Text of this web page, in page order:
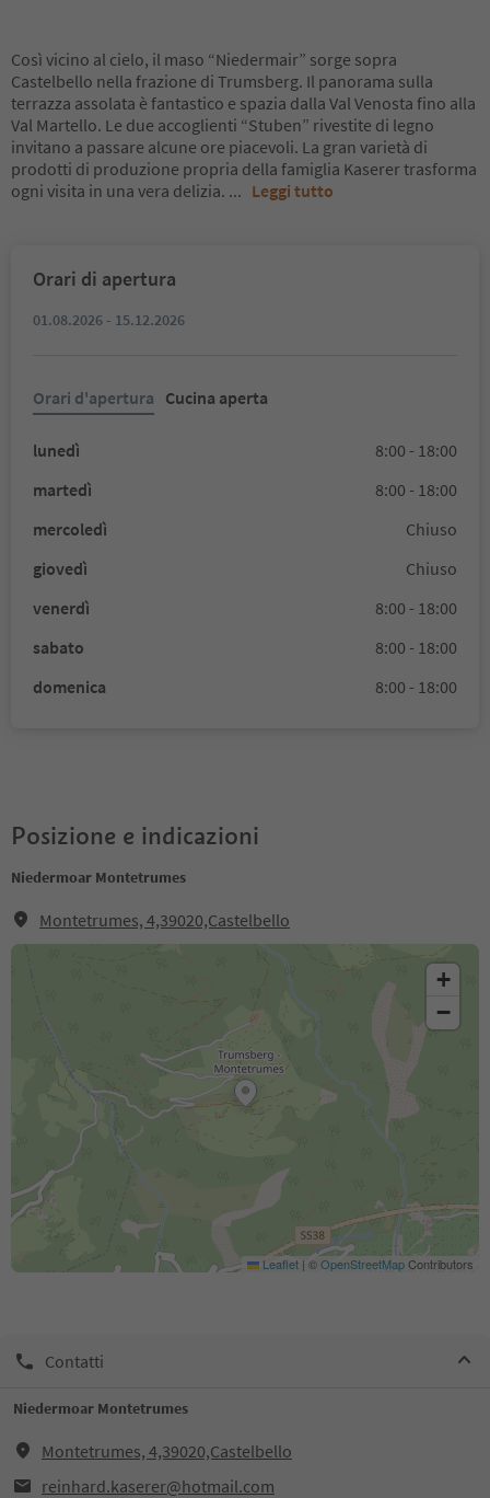
Così vicino al cielo, il maso “Niedermair” sorge sopra
Castelbello nella frazione di Trumsberg. Il panorama sulla
terrazza assolata è fantastico e spazia dalla Val Venosta fino alla
Val Martello. Le due accoglienti “Stuben” rivestite di legno
invitano a passare alcune ore piacevoli. La gran varietà di
prodotti di produzione propria della famiglia Kaserer trasforma
ogni visita in una vera delizia. ... Leggi tutto
Orari di apertura
01.08.2026 - 15.12.2026
Orari d'apertura Cucina aperta
lunedì
8:00 - 18:00
martedì
8:00 - 18:00
mercoledì
Chiuso
giovedì
Chiuso
venerdì
8:00 - 18:00
sabato
8:00 - 18:00
domenica
8:00 - 18:00
Posizione e indicazioni
Niedermoar Montetrumes
Montetrumes, 4,39020,Castelbello
+
−
Leaflet | ©OpenStreetMapContributors
Contatti
Niedermoar Montetrumes
Montetrumes, 4,39020,Castelbello
reinhard.kaserer@hotmail.com